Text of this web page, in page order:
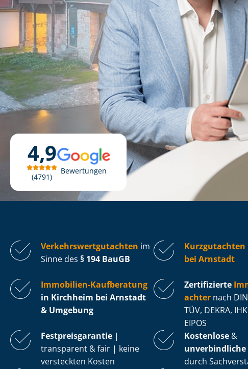
4,9
4791
Bewertungen
Ver­kehrs­wert­gut­ach­ten im
Sinne des § 194 BauGB
Kurzgutachten
bei Arnstadt
Immobilien-Kaufberatung
in Kirchheim bei Arnstadt
& Umgebung
Zertifizierte
ach­ter nach
TÜV, DEKRA,
EIPOS
Fest­preis­ga­ran­tie |
transparent & fair | keine
versteckten Kosten
Kostenlose &
durch